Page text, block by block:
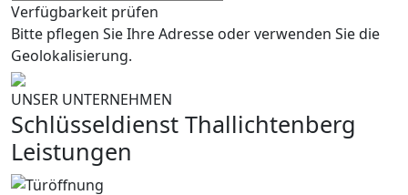
Verfügbarkeit prüfen
Bitte pflegen Sie Ihre Adresse oder verwenden Sie die
Geolokalisierung.
UNSER UNTERNEHMEN
Schlüsseldienst Thallichtenberg
Leistungen